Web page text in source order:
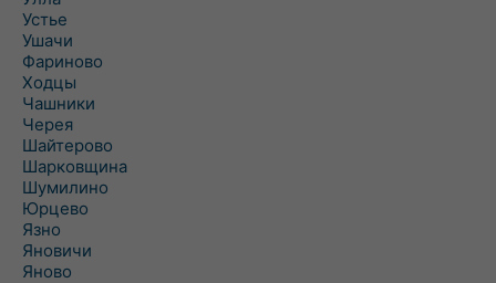
Устье
Ушачи
Фариново
Ходцы
Чашники
Черея
Шайтерово
Шарковщина
Шумилино
Юрцево
Язно
Яновичи
Яново